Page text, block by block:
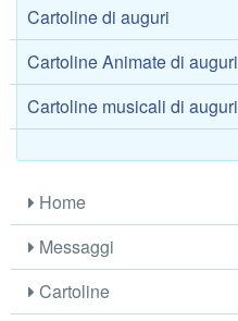
Cartoline di auguri
Cartoline Animate di auguri
Cartoline musicali di auguri
Home
Messaggi
Cartoline